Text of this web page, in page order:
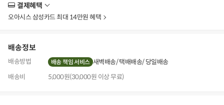
결제혜택
보
오아시스 삼성카드 최대 14만원 혜택
배송정보
배송방법 배송 책임 서비스 새벽배송 택배배송 당일배송
배송비
5,000원(30,000원 이상 무료)